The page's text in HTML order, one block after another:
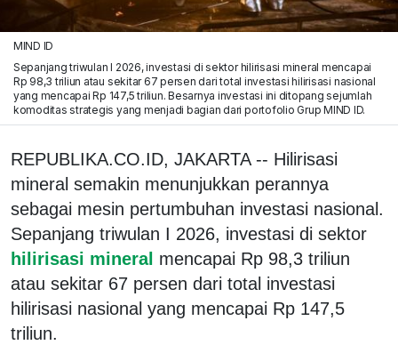
MIND ID
Sepanjang triwulan I 2026, investasi di sektor hilirisasi mineral mencapai
Rp 98,3 triliun atau sekitar 67 persen dari total investasi hilirisasi nasional
yang mencapai Rp 147,5 triliun. Besarnya investasi ini ditopang sejumlah
komoditas strategis yang menjadi bagian dari portofolio Grup MIND ID.
REPUBLIKA.CO.ID, JAKARTA -- Hilirisasi
mineral semakin menunjukkan perannya
sebagai mesin pertumbuhan investasi nasional.
Sepanjang triwulan I 2026, investasi di sektor
hilirisasi mineral mencapai Rp 98,3 triliun
atau sekitar 67 persen dari total investasi
hilirisasi nasional yang mencapai Rp 147,5
triliun.